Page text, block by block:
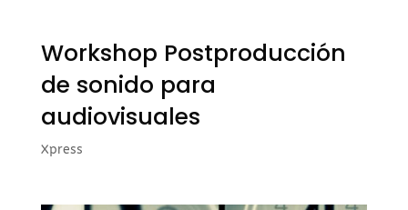
Workshop Postproducción
de sonido para
audiovisuales
Xpress